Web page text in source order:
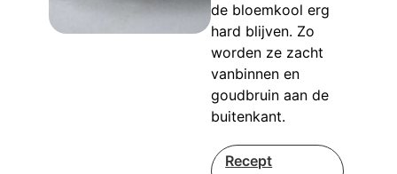
de bloemkool erg
hard blijven. Zo
worden ze zacht
vanbinnen en
goudbruin aan de
buitenkant.
Recept